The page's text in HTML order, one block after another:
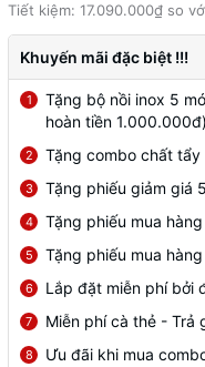
Tiết kiệm: 17.090.000₫ so
Khuyến mãi đặc biệt !!!
1
Tặng bộ nồi inox 5
hoàn tiền
2 Tặng combo chất
3 Tặng phiếu giảm giá
4 Tặng phiếu mua
5 Tặng phiếu mua
6 Lắp đặt miễn phí bởi
7 Miễn phí cà thẻ - Trả
8 Ưu đãi khi mua